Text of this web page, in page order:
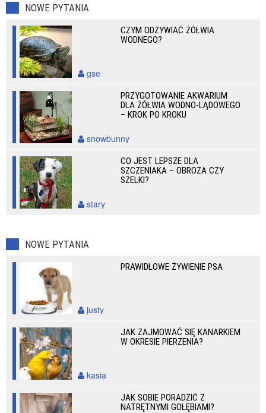
NOWE PYTANIA
CZYM ODŻYWIAĆ ŻÓŁWIA
WODNEGO?
gse
PRZYGOTOWANIE AKWARIUM
DLA ŻÓŁWIA WODNO-LĄDOWEGO
– KROK PO KROKU
snowbunny
CO JEST LEPSZE DLA
SZCZENIAKA – OBROŻA CZY
SZELKI?
stary
NOWE PYTANIA
PRAWIDŁOWE ŻYWIENIE PSA
justy
JAK ZAJMOWAĆ SIĘ KANARKIEM
W OKRESIE PIERZENIA?
kasia
JAK SOBIE PORADZIĆ Z
NATRĘTNYMI GOŁĘBIAMI?